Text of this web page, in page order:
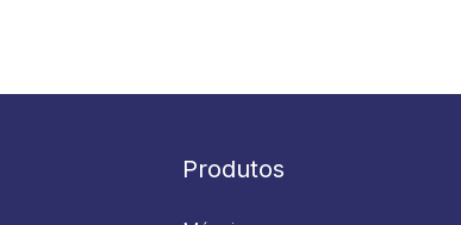
Produtos